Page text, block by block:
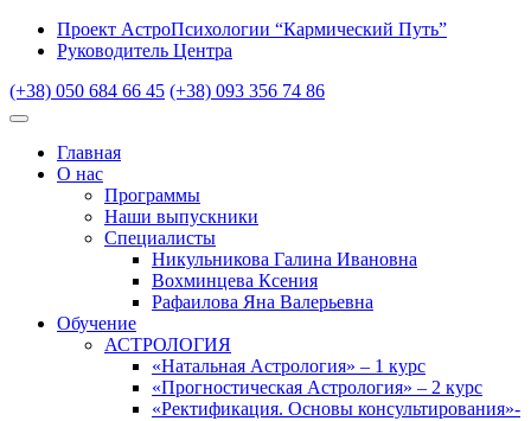
Проект АстроПсихологии “Кармический Путь”
Руководитель Центра
(+38) 050 684 66 45 (+38) 093 356 74 86
Главная
О нас
Программы
Наши выпускники
Специалисты
Никульникова Галина Ивановна
Вохминцева Ксения
Рафаилова Яна Валерьевна
Обучение
АСТРОЛОГИЯ
«Натальная Астрология» – 1 курс
«Прогностическая Астрология» – 2 курс
«Ректификация. Основы консультирования»-